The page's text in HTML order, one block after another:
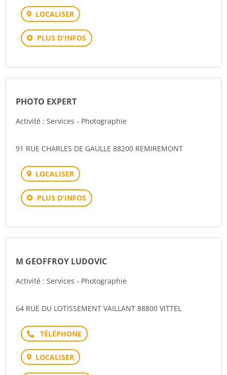
LOCALISER
PLUS D'INFOS
PHOTO EXPERT
Activité : Services - Photographie
91 RUE CHARLES DE GAULLE 88200 REMIREMONT
LOCALISER
PLUS D'INFOS
M GEOFFROY LUDOVIC
Activité : Services - Photographie
64 RUE DU LOTISSEMENT VAILLANT 88800 VITTEL
Téléphone
LOCALISER